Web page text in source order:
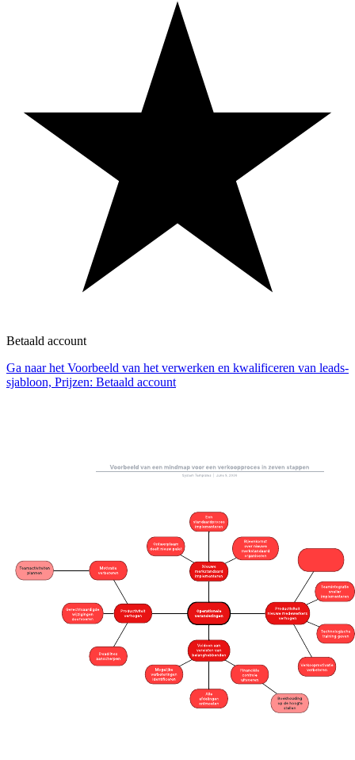
Betaald account
Ga naar het Voorbeeld van het verwerken en kwalificeren van leads-
sjabloon, Prijzen: Betaald account